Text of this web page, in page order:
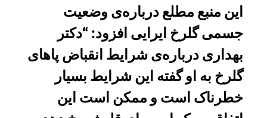
این منبع مطلع درباره‌ی وضعیت
جسمی گلرخ ایرایی افزود: “دکتر
بهداری درباره‌ی شرایط انقباض پاهای
گلرخ به او گفته این شرایط بسیار
خطرناک است و ممکن است این